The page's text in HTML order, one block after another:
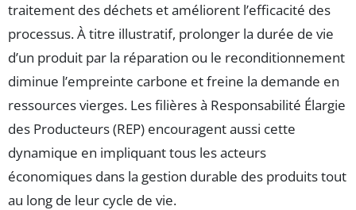
traitement des déchets et améliorent l’efficacité des
processus. À titre illustratif, prolonger la durée de vie
d’un produit par la réparation ou le reconditionnement
diminue l’empreinte carbone et freine la demande en
ressources vierges. Les filières à Responsabilité Élargie
des Producteurs (REP) encouragent aussi cette
dynamique en impliquant tous les acteurs
économiques dans la gestion durable des produits tout
au long de leur cycle de vie.